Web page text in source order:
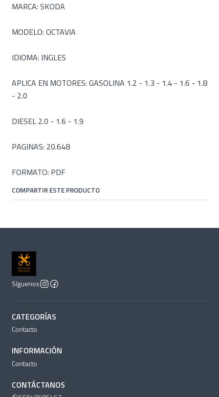
MARCA: SKODA
MODELO: OCTAVIA
IDIOMA: INGLES
APLICA EN MOTORES: GASOLINA 1.2 - 1.3 - 1.4 - 1.6 - 1.8
- 2.0
DIESEL 2.0 - 1.6 - 1.9
PAGINAS: 20.648
FORMATO: PDF
COMPARTIR ESTE PRODUCTO
Síguenos
CATEGORÍAS
Contacto
INFORMACIÓN
Contacto
CONTÁCTANOS